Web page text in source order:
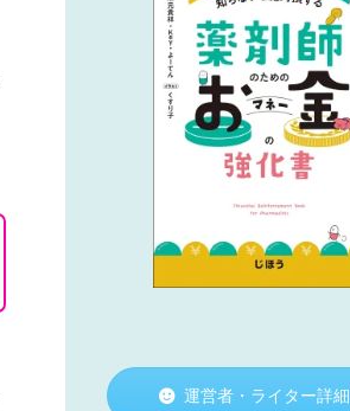
運営者・ライター詳細